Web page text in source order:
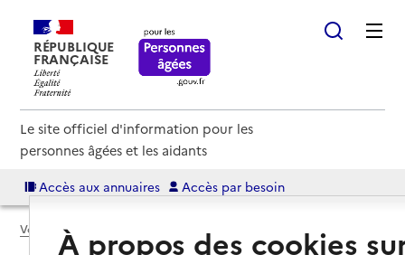
RÉPUBLIQUE
FRANÇAISE
Le site officiel d'information pour les
personnes âgées et les aidants
Accès aux annuaires Accès par besoin
Voir le fil d’Ariane
À propos des cookies